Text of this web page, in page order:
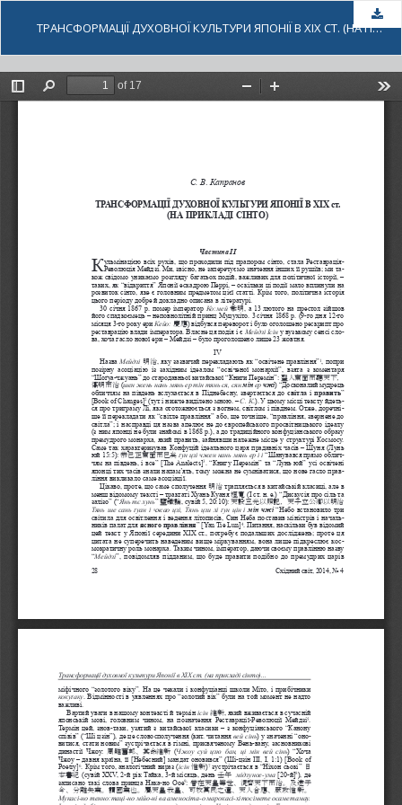
ТРАНСФОРМАЦІЇ ДУХОВНОЇ КУЛЬТУРИ ЯПОНІЇ В ХІХ СТ. (НА ПРИКЛАДІ СІНТО)